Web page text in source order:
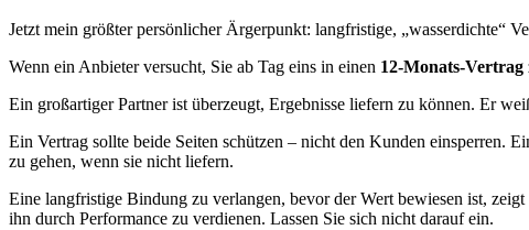
Jetzt mein größter persönlicher Ärgerpunkt: langfristige, „wasserdichte“
Wenn ein Anbieter versucht, Sie ab Tag eins in einen 12-Monats-Vertrag
Ein großartiger Partner ist überzeugt, Ergebnisse liefern zu können. Er
Ein Vertrag sollte beide Seiten schützen – nicht den Kunden einsperren.
zu gehen, wenn sie nicht liefern.
Eine langfristige Bindung zu verlangen, bevor der Wert bewiesen ist,
ihn durch Performance zu verdienen. Lassen Sie sich nicht darauf ein.